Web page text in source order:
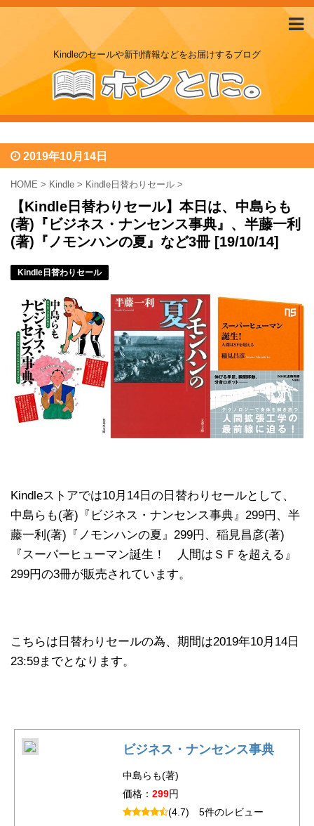
Kindleのセールや新刊情報などをお届けするブログ
2019年10月14日
HOME > Kindle > Kindle日替わりセール >
【Kindle日替わりセール】本日は、中島らも
(著)『ビジネス・ナンセンス事典』、半藤一利
(著)『ノモンハンの夏』など3冊 [19/10/14]
Kindle日替わりセール
Kindleストアでは10月14日の日替わりセールとして、
中島らも(著)『ビジネス・ナンセンス事典』299円、半
藤一利(著)『ノモンハンの夏』299円、稲見昌彦(著)
『スーパーヒューマン誕生！ 人間はＳＦを超える』
299円の3冊が販売されています。
こちらは日替わりセールの為、期間は2019年10月14日
23:59までとなります。
ビジネス・ナンセンス事典
中島らも(著)
価格： 299円
(4.7) 5件のレビュー